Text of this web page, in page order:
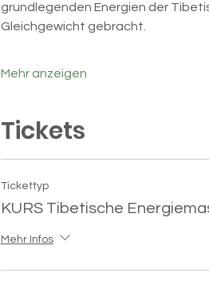
grundlegenden Energien der
Gleichgewicht gebracht.
Mehr anzeigen
Tickets
Tickettyp
KURS Tibetische
Mehr Infos